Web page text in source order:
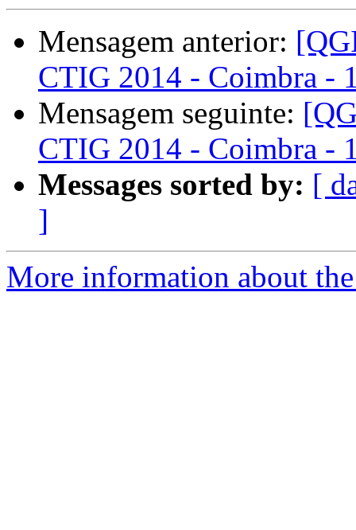
Mensagem anterior:
CTIG 2014 - Coimbra -
Mensagem seguinte:
CTIG 2014 - Coimbra -
Messages sorted by: [
]
More information about